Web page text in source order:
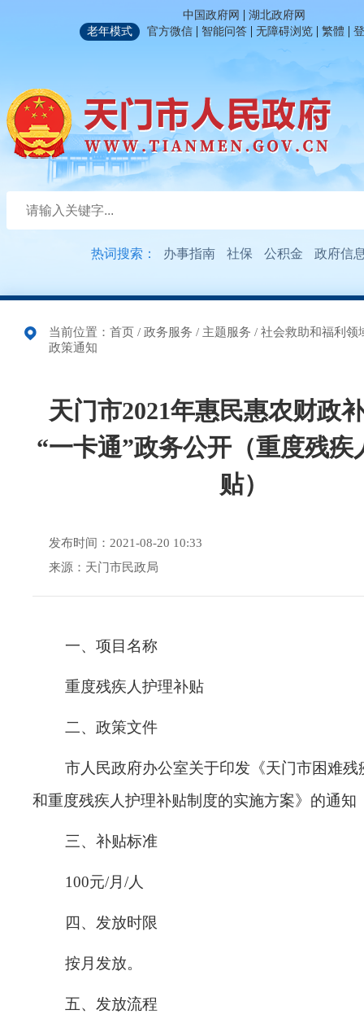
中国政府网 | 湖北政府网
老年模式
官方微信 | 智能问答 | 无障碍浏览 | 繁體 |
热词搜索： 办事指南 社保 公积金 政府信
当前位置： 首页 / 政务服务 / 主题服务 / 社会救助和福利领
政策通知
天门市2021年惠民惠农财政
“一卡通”政务公开（重度残疾
贴）
发布时间：2021-08-20 10:33
来源：天门市民政局
一、 项目名称
重度残疾人护理补贴
二、政策文件
市人民政府办公室关于印发《天门市困难残
和重度残疾人护理补贴制度的实施方案》的通知
三、补贴标准
100元/月 /人
四、发放时限
按月发放。
五、发放流程